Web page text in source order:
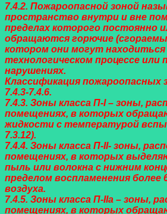
7.4.2. Пожароопасной зоной
пространство внутри и вне
пределах которого постоянно
обращаются горючие
котором они могут
технологическом процессе или
нарушениях.
Классификация пожароопасных
7.4.3-7.4.6.
7.4.3. Зоны класса П-I – зоны,
помещениях, в которых
жидкости с температурой
7.3.12).
7.4.4. Зоны класса П-II- зоны,
помещениях, в которых
пыль или волокна с нижним
пределом воспламенения более
воздуха.
7.4.5. Зоны класса П-IIа – зоны,
помещениях, в которых